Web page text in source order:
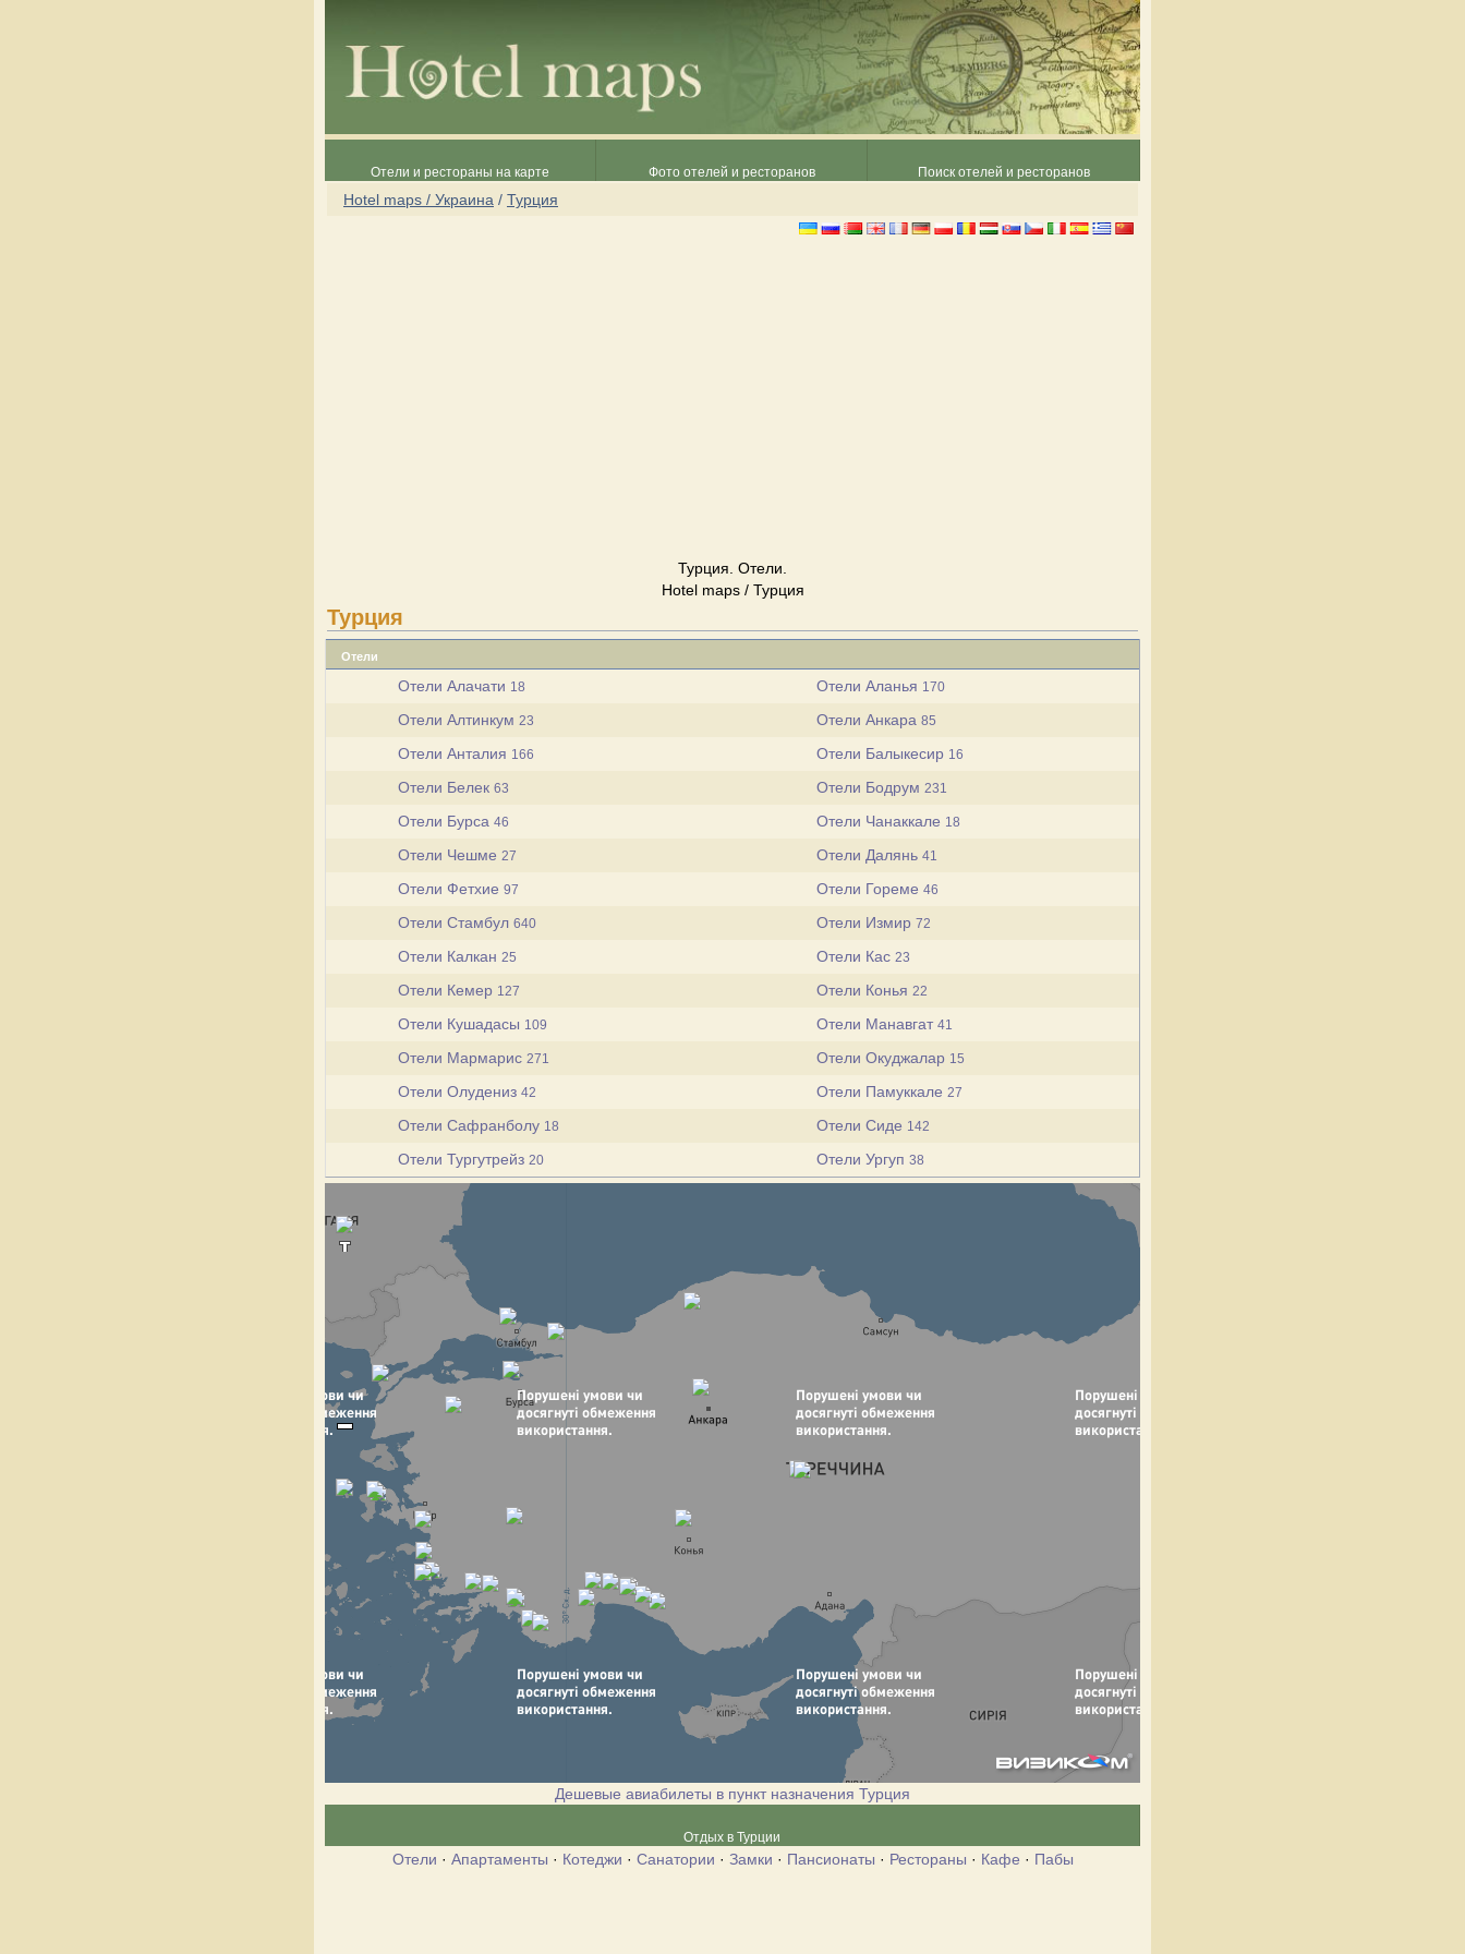
Отели и рестораны на карте Фото отелей и ресторанов Поиск отелей и ресторанов
Hotel maps / Украина / Турция
Турция. Отели.
Hotel maps / Турция
Турция
Отели
Отели Алачати 18 Отели Аланья 170
Отели Алтинкум 23 Отели Анкара 85
Отели Анталия 166 Отели Балыкесир 16
Отели Белек 63 Отели Бодрум 231
Отели Бурса 46 Отели Чанаккале 18
Отели Чешме 27 Отели Далянь 41
Отели Фетхие 97 Отели Гореме 46
Отели Стамбул 640 Отели Измир 72
Отели Калкан 25 Отели Кас 23
Отели Кемер 127 Отели Конья 22
Отели Кушадасы 109 Отели Манавгат 41
Отели Мармарис 271 Отели Окуджалар 15
Отели Олудениз 42 Отели Памуккале 27
Отели Сафранболу 18 Отели Сиде 142
Отели Тургутрейз 20 Отели Ургуп 38
Дешевые авиабилеты в пункт назначения Турция
Отдых в Турции
Отели · Апартаменты · Котеджи · Санатории · Замки · Пансионаты · Рестораны · Кафе · Пабы